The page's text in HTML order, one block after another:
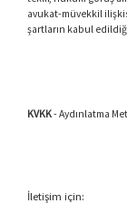
avukat-müvekkil
şartların kabul
KVKK- Aydınlatma
İletişim için: